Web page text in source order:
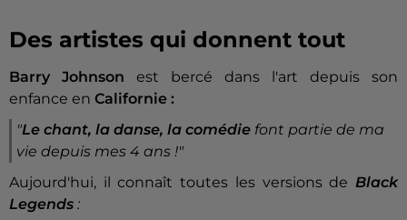
Des artistes qui donnent tout
Barry Johnson est bercé dans l'art depuis son
enfance en Californie :
"Le chant, la danse, la comédie font partie de ma
vie depuis mes 4 ans !"
Aujourd'hui, il connaît toutes les versions de Black
Legends :